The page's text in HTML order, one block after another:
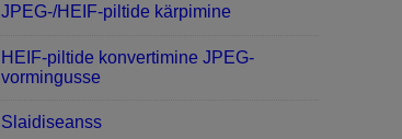
JPEG-/HEIF-piltide kärpimine
HEIF-piltide konvertimine JPEG-
vormingusse
Slaidiseanss